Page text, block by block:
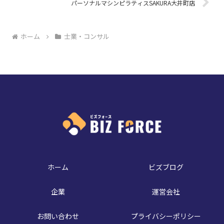
パーソナルマシンピラティスSAKURA大井町店
ホーム 士業・コンサル
ホーム ビズブログ
企業 運営会社
お問い合わせ プライバシーポリシー